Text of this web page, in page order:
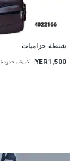
شنطة حزاميات
YER1,500 كمية محدودة